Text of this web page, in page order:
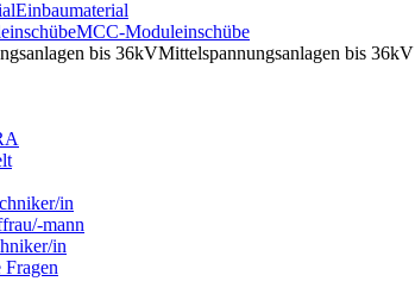
Einbaumaterial
MCC-Moduleinschübe
Mittelspannungsanlagen bis 36kV
in
mann
in